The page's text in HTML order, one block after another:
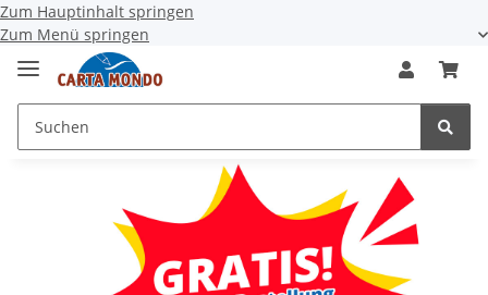
Zum Hauptinhalt springen
Zum Menü springen